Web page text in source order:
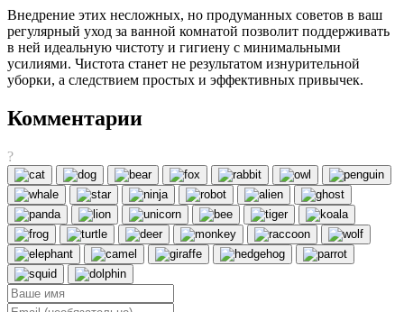
Внедрение этих несложных, но продуманных советов в ваш
регулярный уход за ванной комнатой позволит поддерживать
в ней идеальную чистоту и гигиену с минимальными
усилиями. Чистота станет не результатом изнурительной
уборки, а следствием простых и эффективных привычек.
Комментарии
?